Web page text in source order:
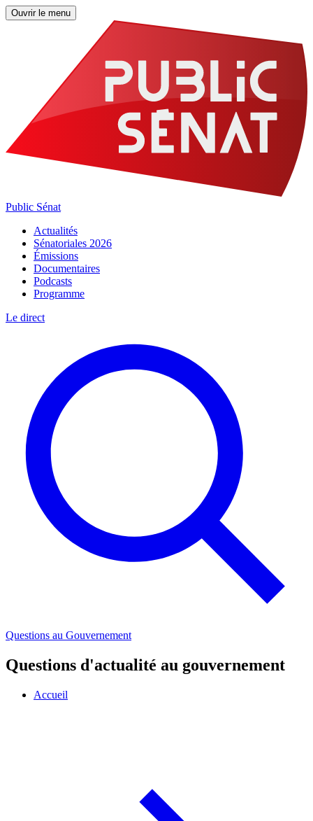
Ouvrir le menu
Public Sénat
Actualités
Sénatoriales 2026
Émissions
Documentaires
Podcasts
Programme
Le direct
Questions au Gouvernement
Questions d'actualité au gouvernement
Accueil